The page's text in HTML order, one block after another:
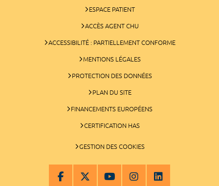
ESPACE PATIENT
ACCÈS AGENT CHU
ACCESSIBILITÉ : PARTIELLEMENT CONFORME
MENTIONS LÉGALES
PROTECTION DES DONNÉES
PLAN DU SITE
FINANCEMENTS EUROPÉENS
CERTIFICATION HAS
GESTION DES COOKIES